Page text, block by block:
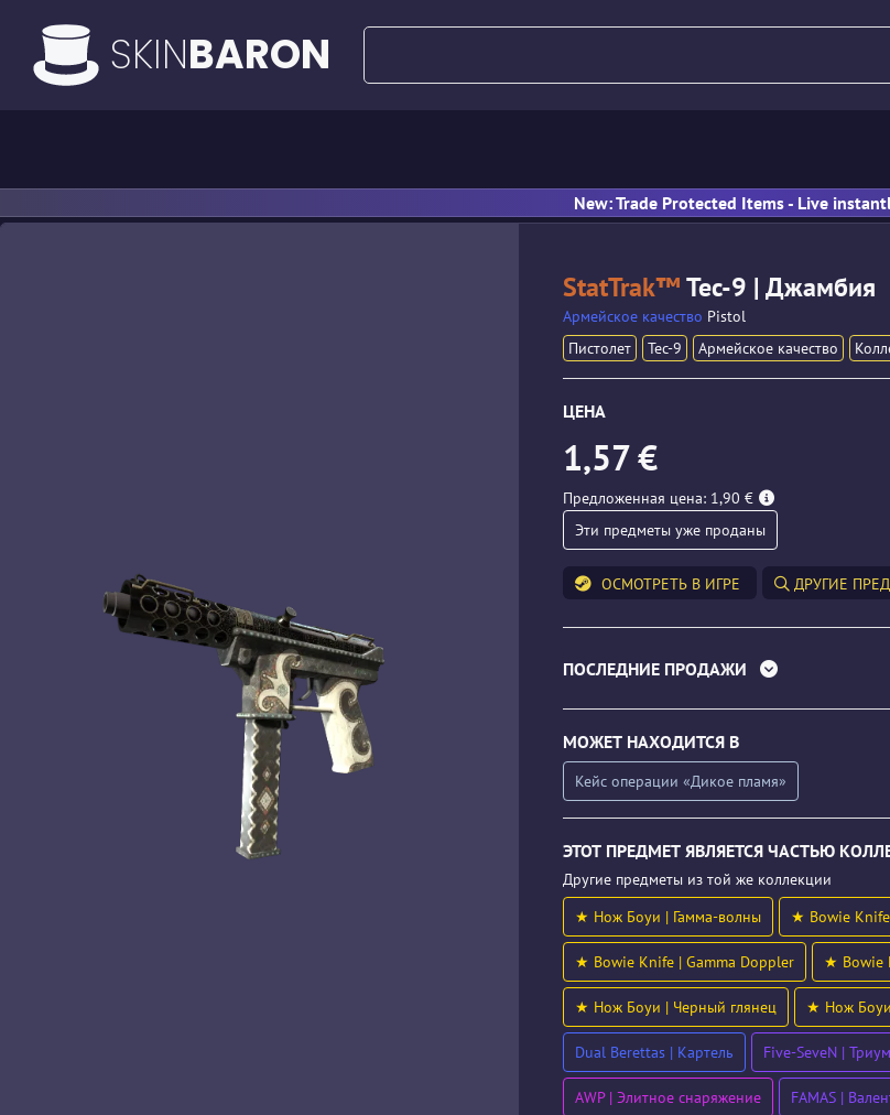
SKINBARON
New: Trade Protected Items - Live
StatTrak™Tec-9 | Джамбия
Армейское качество Pistol
Пистолет
Tec-9 Армейское качество
ЦЕНА
1,57 €
Предложенная цена: 1,90 €
Эти предметы уже проданы
ОСМОТРЕТЬ В ИГРЕ ДРУГИЕ
ПОСЛЕДНИЕ ПРОДАЖИ
МОЖЕТ НАХОДИТСЯ В
Кейс операции «Дикое пламя»
ЭТОТ ПРЕДМЕТ ЯВЛЯЕТСЯ ЧАСТЬЮ
Другие предметы из той же коллекции
★ Нож Боуи | Гамма-волны
★ Bowie
★ Bowie Knife | Gamma Doppler ★ Bowie
★ Нож Боуи | Черный глянец ★ Нож Боуи
Dual Berettas | Картель Five-SeveN |
AWP | Элитное снаряжение FAMAS |